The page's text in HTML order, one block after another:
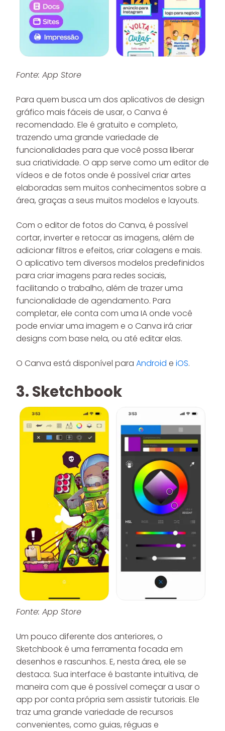
Fonte: App Store
Para quem busca um dos aplicativos de design
gráfico mais fáceis de usar, o Canva é
recomendado. Ele é gratuito e completo,
trazendo uma grande variedade de
funcionalidades para que você possa liberar
sua criatividade. O app serve como um editor de
vídeos e de fotos onde é possível criar artes
elaboradas sem muitos conhecimentos sobre a
área, graças a seus muitos modelos e layouts.
Com o editor de fotos do Canva, é possível
cortar, inverter e retocar as imagens, além de
adicionar filtros e efeitos, criar colagens e mais.
O aplicativo tem diversos modelos predefinidos
para criar imagens para redes sociais,
facilitando o trabalho, além de trazer uma
funcionalidade de agendamento. Para
completar, ele conta com uma IA onde você
pode enviar uma imagem e o Canva irá criar
designs com base nela, ou até editar elas.
O Canva está disponível para Android e iOS.
3. Sketchbook
Fonte: App Store
Um pouco diferente dos anteriores, o
Sketchbook é uma ferramenta focada em
desenhos e rascunhos. E, nesta área, ele se
destaca. Sua interface é bastante intuitiva, de
maneira com que é possível começar a usar o
app por conta própria sem assistir tutoriais. Ele
traz uma grande variedade de recursos
convenientes, como guias, réguas e